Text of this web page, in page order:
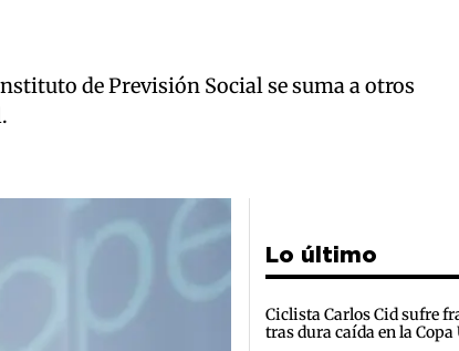
de Previsión Social se suma a otros
Lo último
Ciclista Carlos Cid sufre
tras dura caída en la Copa